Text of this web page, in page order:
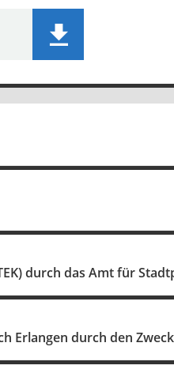
durch das Amt für
Erlangen durch den